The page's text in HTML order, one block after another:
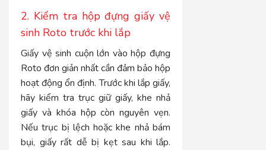
2. Kiểm tra hộp đựng giấy vệ
sinh Roto trước khi lắp
Giấy vệ sinh cuộn lớn vào hộp đựng
Roto đơn giản nhất cần đảm bảo hộp
hoạt động ổn định. Trước khi lắp giấy,
hãy kiểm tra trục giữ giấy, khe nhả
giấy và khóa hộp còn nguyên vẹn.
Nếu trục bị lệch hoặc khe nhả bám
bụi, giấy rất dễ bị kẹt sau khi lắp.